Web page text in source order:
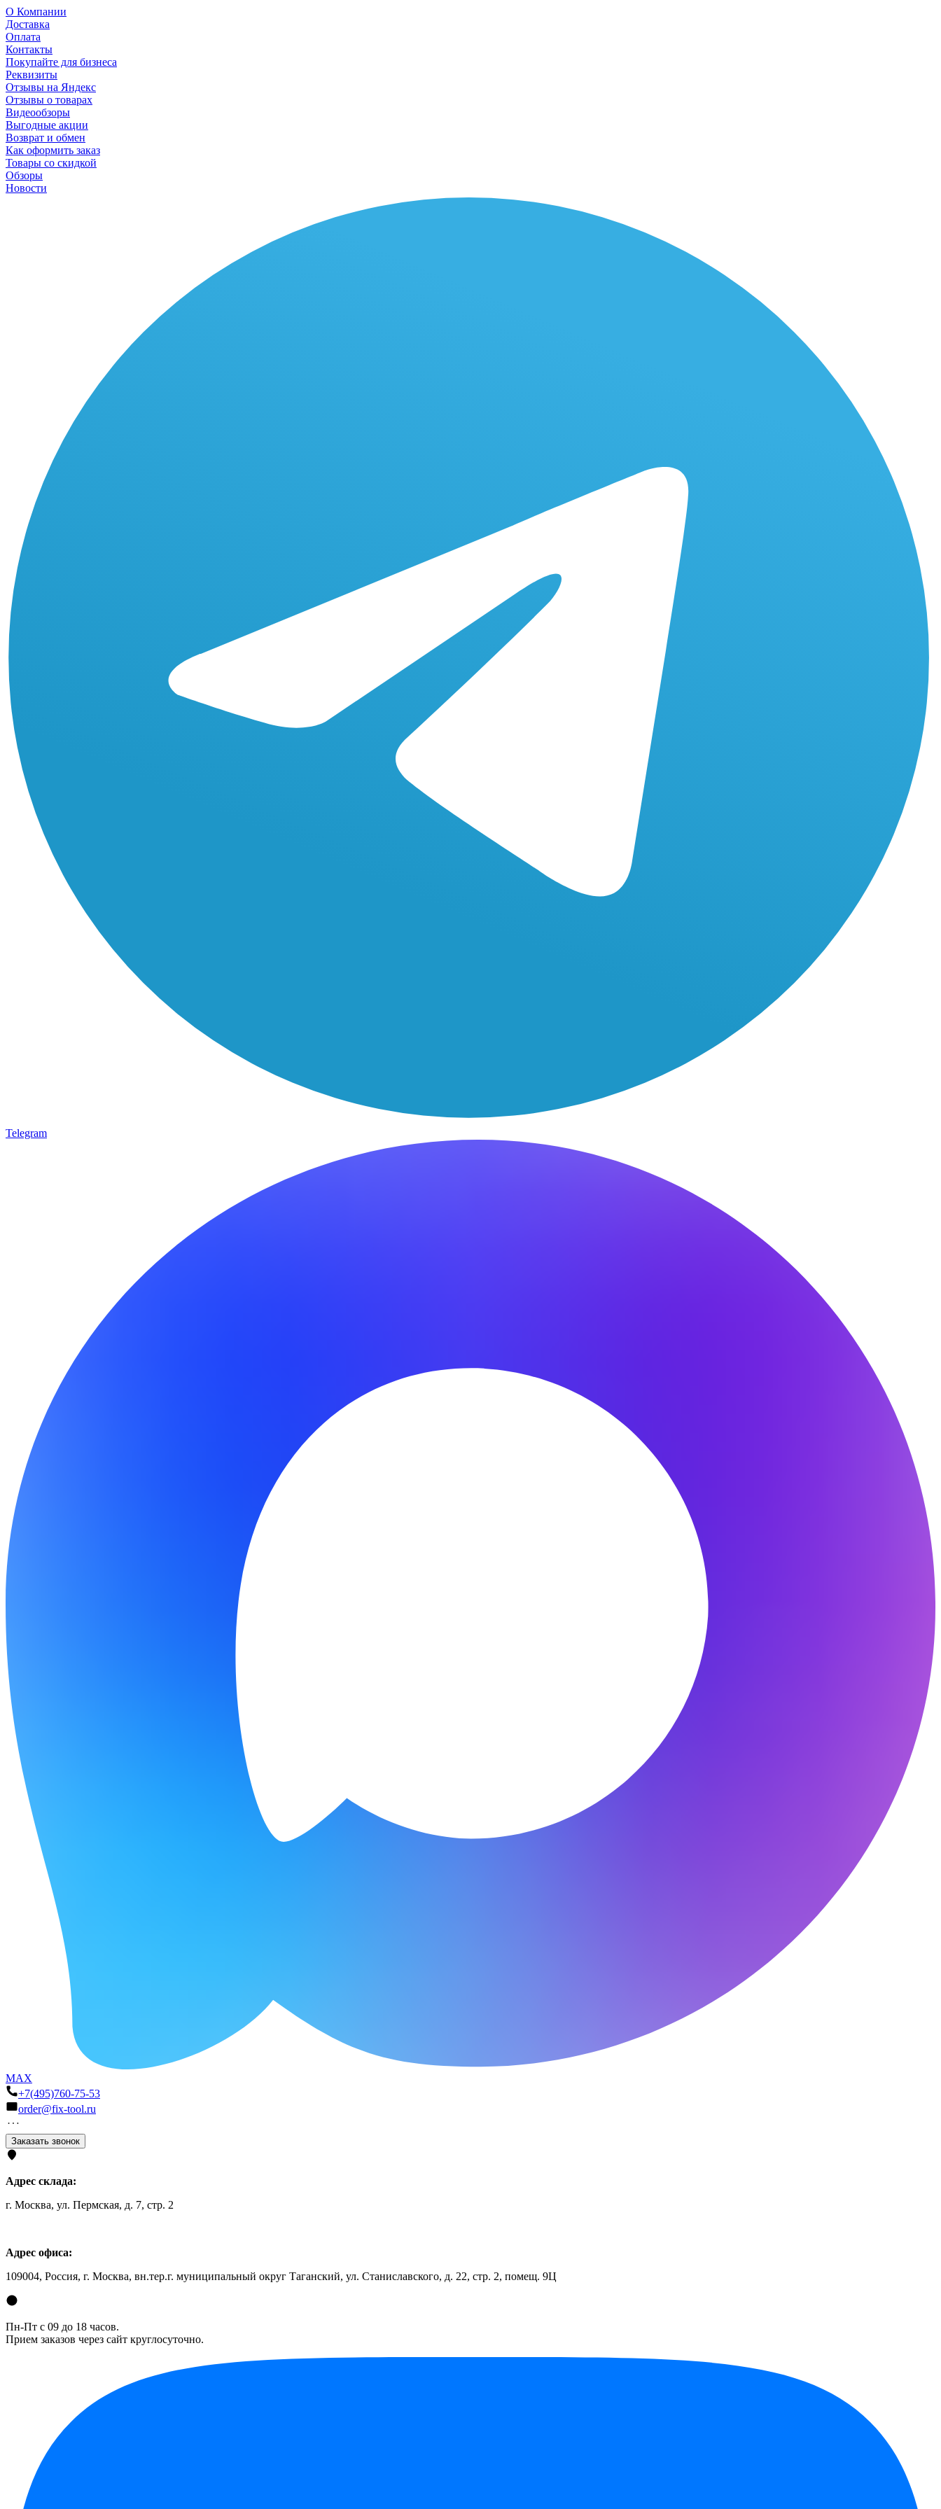
О Компании
Доставка
Оплата
Контакты
Покупайте для бизнеса
Реквизиты
Отзывы на Яндекс
Отзывы о товарах
Видеообзоры
Выгодные акции
Возврат и обмен
Как оформить заказ
Товары со скидкой
Обзоры
Новости
Telegram
MAX
+7(495)760-75-53
order@fix-tool.ru
Заказать звонок
Адрес склада:
г. Москва, ул. Пермская, д. 7, стр. 2
Адрес офиса:
109004, Россия, г. Москва, вн.тер.г. муниципальный округ Таганский, ул. Станиславского, д. 22, стр. 2, помещ. 9Ц
Пн-Пт с 09 до 18 часов.
Прием заказов через сайт круглосуточно.